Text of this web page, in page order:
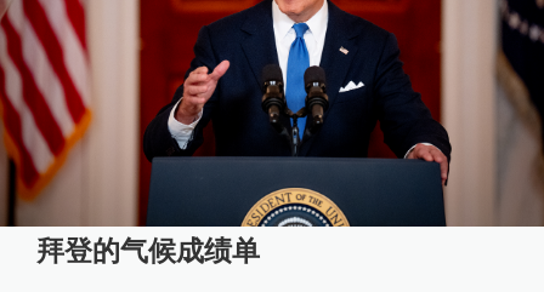
拜登的气候成绩单